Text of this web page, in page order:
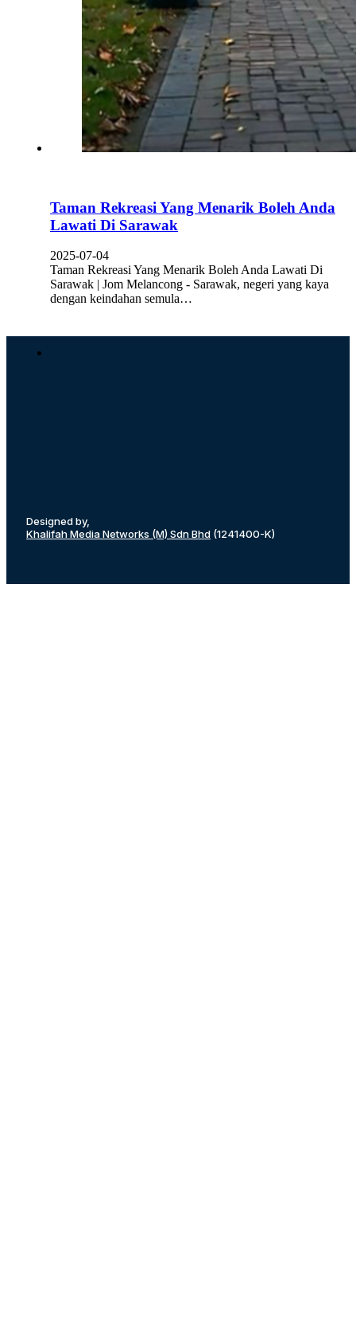
Taman Rekreasi Yang Menarik Boleh Anda
Lawati Di Sarawak
2025-07-04
Taman Rekreasi Yang Menarik Boleh Anda Lawati Di
Sarawak | Jom Melancong - Sarawak, negeri yang kaya
dengan keindahan semula…
Designed by,
Khalifah Media Networks (M) Sdn Bhd (1241400-K)